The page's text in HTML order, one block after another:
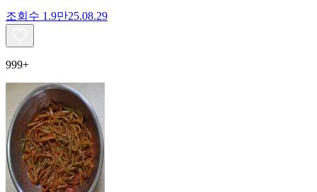
조회수 1.9만25.08.29
999+